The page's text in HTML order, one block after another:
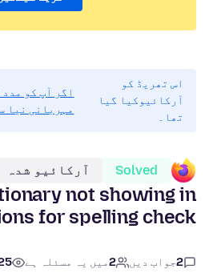
اس تھریڈ کو
آرکائیوکیا گیا
تھا۔
اگر آپ کو
مہربانی نیا
Solved آرکائیو شدہ
not showing in
for spelling check
2جواب دیں 2میں یہ مسئلہ ہے